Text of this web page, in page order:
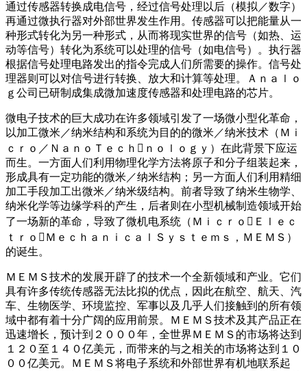
通过传感器转换成电信号，经过信号处理以后（模拟／数字）
再通过微执行器对外部世界发生作用。传感器可以把能量从一
种形式转化为另一种形式，从而将现实世界的信号（如热、运
动等信号）转化为系统可以处理的信号（如电信号）。执行器
根据信号处理电路发出的指令完成人们所需要的操作。信号处
理器则可以对信号进行转换、放大和计算等处理。Ａｎａｌｏ
ｇ公司已研制成集成微加速度传感器和处理电路的芯片。
微电子技术的巨大成功在许多领域引发了一场微小型化革命，
以加工微米／纳米结构和系统为目的的微米／纳米技术（Ｍｉ
ｃｒｏ／ＮａｎｏＴｅｃｈｎｏｌｏｇｙ）在此背景下应运
而生。一方面人们利用物理化学方法将原子和分子组装起来，
形成具有一定功能的微米／纳米结构；另一方面人们利用精细
加工手段加工出微米／纳米级结构。前者导致了纳米生物学、
纳米化学等边缘学科的产生，后者则在小型机械制造领域开始
了一场新的革命，导致了微机电系统（ＭｉｃｒｏＥｌｅｃ
ｔｒｏＭｅｃｈａｎｉｃａｌＳｙｓｔｅｍｓ，ＭＥＭＳ）
的诞生。
ＭＥＭＳ技术的发展开辟了的技术一个全新领域和产业。它们
具有许多传统传感器无法比拟的优点，因此在航空、航天、汽
车、生物医学、环境监控、军事以及几乎人们接触到的所有领
域中都有着十分广阔的应用前景。ＭＥＭＳ技术及其产品正在
迅速增长，预计到２０００年，全世界ＭＥＭＳ的市场将达到
１２０至１４０亿美元，而带来的与之相关的市场将达到１０
００亿美元。ＭＥＭＳ将电子系统和外部世界有机地联系起